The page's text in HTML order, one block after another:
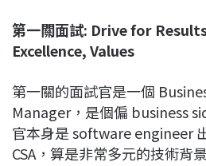
第一關面試: Drive for
Excellence, Values
第一關的面試官是一個
Manager，是個偏 business
官本身是 software engineer
CSA，算是非常多元的技術背